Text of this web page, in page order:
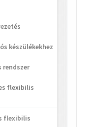
készülékekhez
rendszer
flexibilis
flexibilis